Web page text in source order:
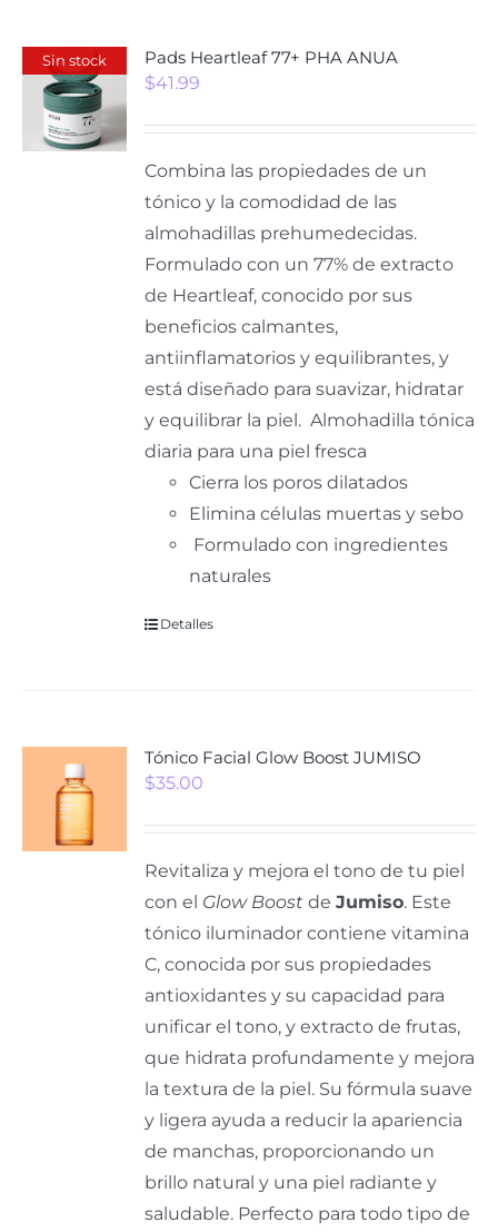
Sin stock
Pads Heartleaf 77+ PHA ANUA
$41.99
Combina las propiedades de un
tónico y la comodidad de las
almohadillas prehumedecidas.
Formulado con un 77% de extracto
de Heartleaf, conocido por sus
beneficios calmantes,
antiinflamatorios y equilibrantes, y
está diseñado para suavizar, hidratar
y equilibrar la piel. Almohadilla tónica
diaria para una piel fresca
Cierra los poros dilatados
Elimina células muertas y sebo
Formulado con ingredientes
naturales
Detalles
Tónico Facial Glow Boost JUMISO
$35.00
Revitaliza y mejora el tono de tu piel
con el Glow Boost deJumiso. Este
tónico iluminador contiene vitamina
C, conocida por sus propiedades
antioxidantes y su capacidad para
unificar el tono, y extracto de frutas,
que hidrata profundamente y mejora
la textura de la piel. Su fórmula suave
y ligera ayuda a reducir la apariencia
de manchas, proporcionando un
brillo natural y una piel radiante y
saludable. Perfecto para todo tipo de